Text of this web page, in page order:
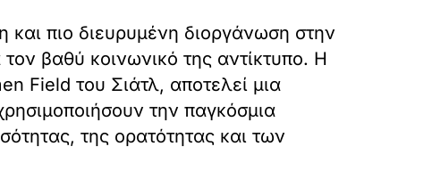
πιο διευρυμένη διοργάνωση στην
βαθύ κοινωνικό της αντίκτυπο. Η
Field του Σιάτλ, αποτελεί μια
την παγκόσμια
της ορατότητας και των